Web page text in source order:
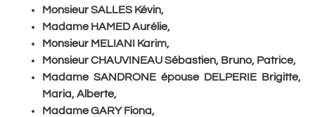
Monsieur SALLES Kévin,
Madame HAMED Aurélie,
Monsieur MELIANI Karim,
Monsieur CHAUVINEAU Sébastien, Bruno, Patrice,
Madame SANDRONE épouse DELPERIE Brigitte,
Maria, Alberte,
Madame GARY Fiona,